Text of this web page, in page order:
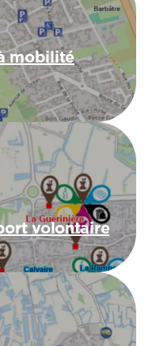
mobilité
volontaire